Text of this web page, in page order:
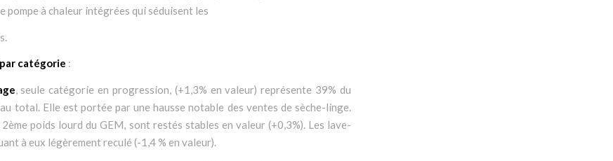
pompe à chaleur intégrées qui séduisent les
catégorie :
, seule catégorie en progression, (+1,3% en valeur) représente 39% du
total. Elle est portée par une hausse notable des ventes de sèche-linge.
poids lourd du GEM, sont restés stables en valeur (+0,3%). Les lave-
à eux légèrement reculé (-1,4 % en valeur).